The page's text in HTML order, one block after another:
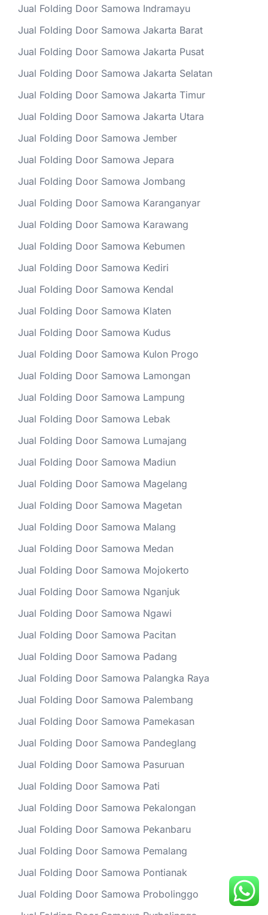
Jual Folding Door Samowa Indramayu
Jual Folding Door Samowa Jakarta Barat
Jual Folding Door Samowa Jakarta Pusat
Jual Folding Door Samowa Jakarta Selatan
Jual Folding Door Samowa Jakarta Timur
Jual Folding Door Samowa Jakarta Utara
Jual Folding Door Samowa Jember
Jual Folding Door Samowa Jepara
Jual Folding Door Samowa Jombang
Jual Folding Door Samowa Karanganyar
Jual Folding Door Samowa Karawang
Jual Folding Door Samowa Kebumen
Jual Folding Door Samowa Kediri
Jual Folding Door Samowa Kendal
Jual Folding Door Samowa Klaten
Jual Folding Door Samowa Kudus
Jual Folding Door Samowa Kulon Progo
Jual Folding Door Samowa Lamongan
Jual Folding Door Samowa Lampung
Jual Folding Door Samowa Lebak
Jual Folding Door Samowa Lumajang
Jual Folding Door Samowa Madiun
Jual Folding Door Samowa Magelang
Jual Folding Door Samowa Magetan
Jual Folding Door Samowa Malang
Jual Folding Door Samowa Medan
Jual Folding Door Samowa Mojokerto
Jual Folding Door Samowa Nganjuk
Jual Folding Door Samowa Ngawi
Jual Folding Door Samowa Pacitan
Jual Folding Door Samowa Padang
Jual Folding Door Samowa Palangka Raya
Jual Folding Door Samowa Palembang
Jual Folding Door Samowa Pamekasan
Jual Folding Door Samowa Pandeglang
Jual Folding Door Samowa Pasuruan
Jual Folding Door Samowa Pati
Jual Folding Door Samowa Pekalongan
Jual Folding Door Samowa Pekanbaru
Jual Folding Door Samowa Pemalang
Jual Folding Door Samowa Pontianak
Jual Folding Door Samowa Probolinggo